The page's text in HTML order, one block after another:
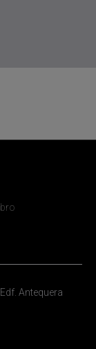
Antequera